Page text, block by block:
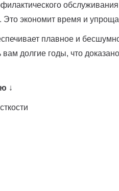
экономит время и
плавное и
долгие годы, что
↓